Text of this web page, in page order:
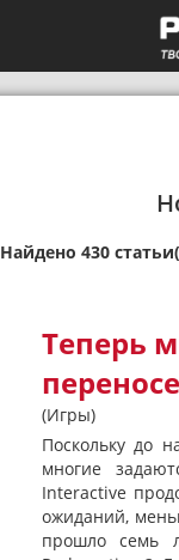
Найдено 430
Теперь
(Игры)
Поскольку до
многие
Interactive
ожиданий,
прошло семь